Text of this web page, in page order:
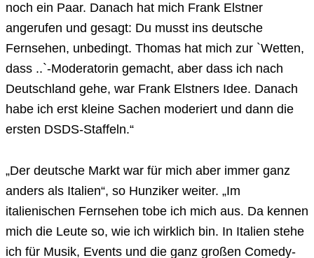
noch ein Paar. Danach hat mich Frank Elstner
angerufen und gesagt: Du musst ins deutsche
Fernsehen, unbedingt. Thomas hat mich zur `Wetten,
dass ..`-Moderatorin gemacht, aber dass ich nach
Deutschland gehe, war Frank Elstners Idee. Danach
habe ich erst kleine Sachen moderiert und dann die
ersten DSDS-Staffeln.“
„Der deutsche Markt war für mich aber immer ganz
anders als Italien“, so Hunziker weiter. „Im
italienischen Fernsehen tobe ich mich aus. Da kennen
mich die Leute so, wie ich wirklich bin. In Italien stehe
ich für Musik, Events und die ganz großen Comedy-